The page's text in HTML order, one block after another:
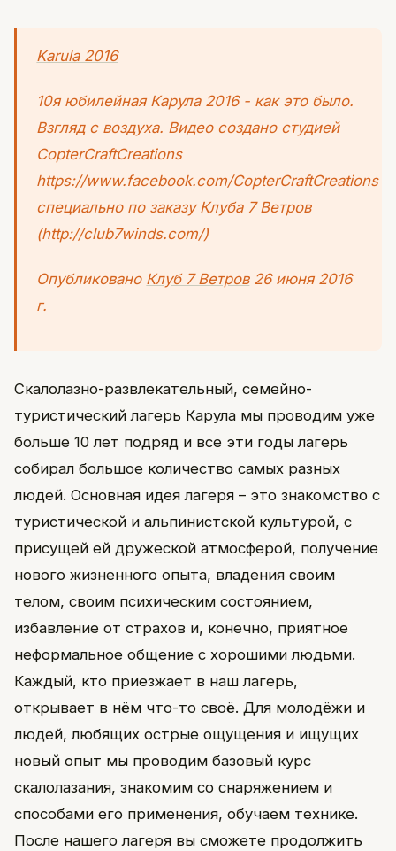
Karula 2016
10я юбилейная Карула 2016 - как это было.
Взгляд с воздуха. Видео создано студией
CopterCraftCreations
https://www.facebook.com/CopterCraftCreations
специально по заказу Клуба 7 Ветров
(http://club7winds.com/)
Опубликовано Клуб 7 Ветров26 июня 2016
г.
Скалолазно-развлекательный, семейно-
туристический лагерь Карула мы проводим уже
больше 10 лет подряд и все эти годы лагерь
собирал большое количество самых разных
людей. Основная идея лагеря – это знакомство с
туристической и альпинистской культурой, с
присущей ей дружеской атмосферой, получение
нового жизненного опыта, владения своим
телом, своим психическим состоянием,
избавление от страхов и, конечно, приятное
неформальное общение с хорошими людьми.
Каждый, кто приезжает в наш лагерь,
открывает в нём что-то своё. Для молодёжи и
людей, любящих острые ощущения и ищущих
новый опыт мы проводим базовый курс
скалолазания, знакомим со снаряжением и
способами его применения, обучаем технике.
После нашего лагеря вы сможете продолжить